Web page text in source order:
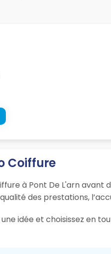
Coiffure
à Pont De L'arn
des prestations,
idée et choisissez en